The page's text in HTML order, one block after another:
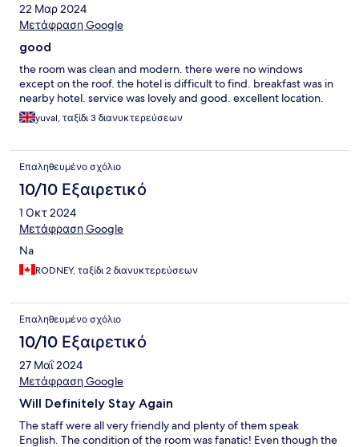
22 Μαρ 2024
Μετάφραση Google
good
the room was clean and modern. there were no windows
except on the roof. the hotel is difficult to find. breakfast was in
nearby hotel. service was lovely and good. excellent location.
yuval, ταξίδι 3 διανυκτερεύσεων
Επαληθευμένο σχόλιο
10/10 Εξαιρετικό
1 Οκτ 2024
Μετάφραση Google
Na
RODNEY, ταξίδι 2 διανυκτερεύσεων
Επαληθευμένο σχόλιο
10/10 Εξαιρετικό
27 Μαΐ 2024
Μετάφραση Google
Will Definitely Stay Again
The staff were all very friendly and plenty of them speak
English. The condition of the room was fanatic! Even though the